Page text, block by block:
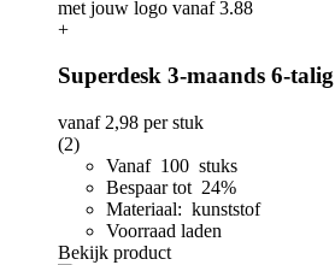
+
Superdesk 3-maands 6-talig
vanaf 2,98 per stuk
(2)
Vanaf 100 stuks
Bespaar tot 24%
Materiaal: kunststof
Voorraad laden
Bekijk product